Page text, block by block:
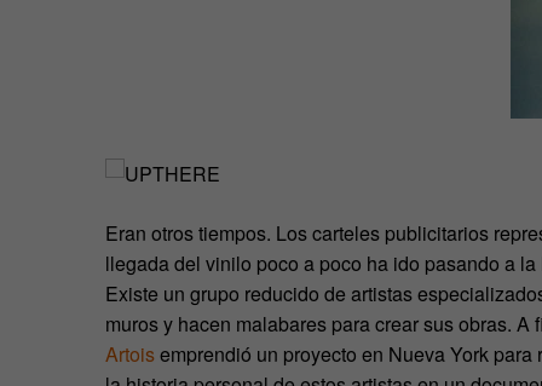
Eran otros tiempos. Los carteles publicitarios
llegada del vinilo poco a poco ha ido pasando a
Existe un grupo reducido de artistas
muros y hacen malabares para crear sus obras.
Artoisemprendió un proyecto en Nueva York